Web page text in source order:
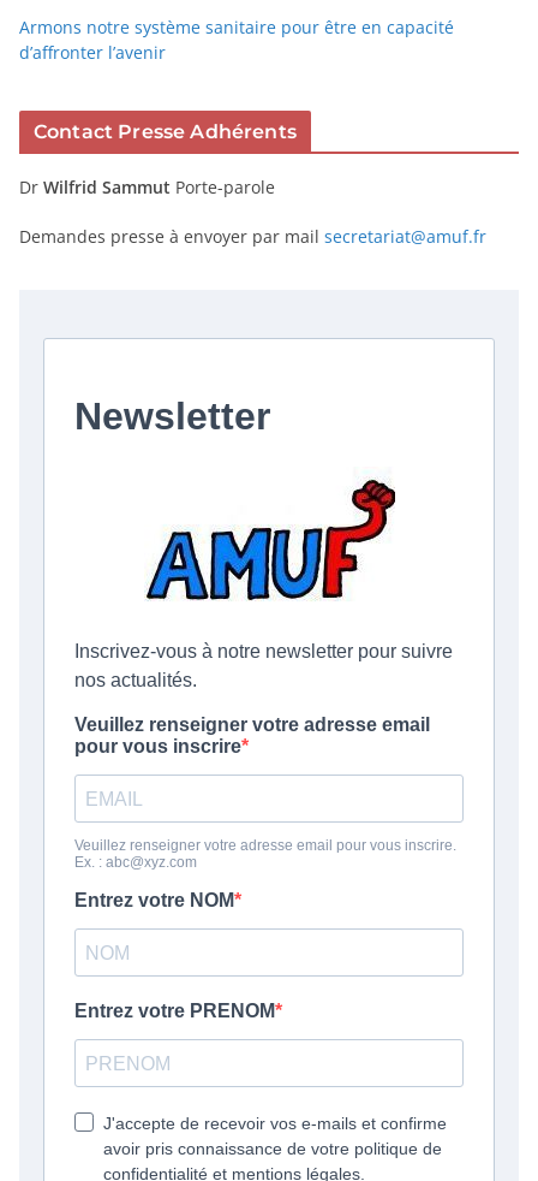
Armons notre système sanitaire pour être en capacité
d’affronter l’avenir
Contact Presse Adhérents
Dr Wilfrid Sammut Porte-parole
Demandes presse à envoyer par mail secretariat@amuf.fr